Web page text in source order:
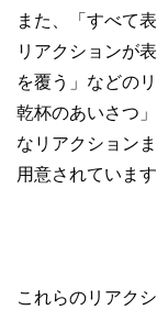
また、「すべて
リアクションが
を覆う」などの
乾杯のあいさつ
なリアクション
用意されています
これらのリアク